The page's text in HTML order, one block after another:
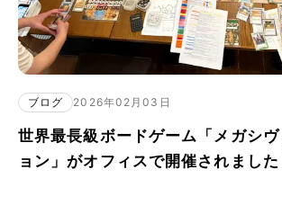
ブログ 2026年02月03日
世界最長級ボードゲーム「メガシ
ョン」がオフィスで開催されました